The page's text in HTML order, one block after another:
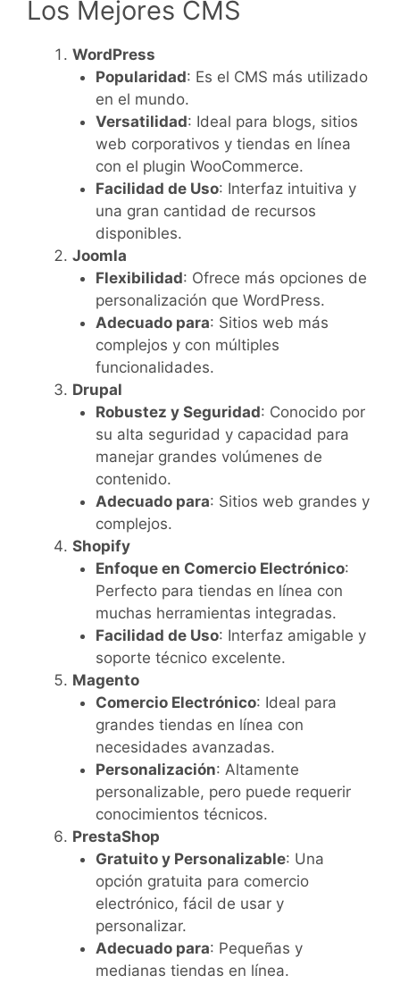
Los Mejores CMS
WordPress
Popularidad: Es el CMS más utilizado
en el mundo.
Versatilidad: Ideal para blogs, sitios
web corporativos y tiendas en línea
con el plugin WooCommerce.
Facilidad de Uso: Interfaz intuitiva y
una gran cantidad de recursos
disponibles.
Joomla
Flexibilidad: Ofrece más opciones de
personalización que WordPress.
Adecuado para: Sitios web más
complejos y con múltiples
funcionalidades.
Drupal
Robustez y Seguridad: Conocido por
su alta seguridad y capacidad para
manejar grandes volúmenes de
contenido.
Adecuado para: Sitios web grandes y
complejos.
Shopify
Enfoque en Comercio Electrónico:
Perfecto para tiendas en línea con
muchas herramientas integradas.
Facilidad de Uso: Interfaz amigable y
soporte técnico excelente.
Magento
Comercio Electrónico: Ideal para
grandes tiendas en línea con
necesidades avanzadas.
Personalización: Altamente
personalizable, pero puede requerir
conocimientos técnicos.
PrestaShop
Gratuito y Personalizable: Una
opción gratuita para comercio
electrónico, fácil de usar y
personalizar.
Adecuado para: Pequeñas y
medianas tiendas en línea.